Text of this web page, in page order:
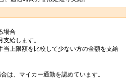
場合
給します。
当上限額を比較して少ない方の金額を支給
は、マイカー通勤を認めています。